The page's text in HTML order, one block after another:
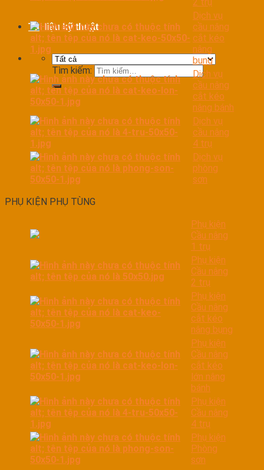
Tài liệu kỹ thuật
Tìm kiếm:
Dịch vụ
cầu nâng
cắt kéo
nâng
bụng
Dịch vụ
cầu nâng
cắt kéo
nâng bánh
Dịch vụ
cầu nâng
4 trụ
Dịch vụ
phòng
sơn
PHỤ KIỆN PHỤ TÙNG
Phụ kiện
Cầu nâng
1 trụ
Phụ kiện
Cầu nâng
2 trụ
Phụ kiện
Cầu nâng
cắt kéo
nâng bụng
Phụ kiện
Cầu nâng
cắt kéo
lớn nâng
bánh
Phụ kiện
Cầu nâng
4 trụ
Phụ kiện
Phòng
sơn